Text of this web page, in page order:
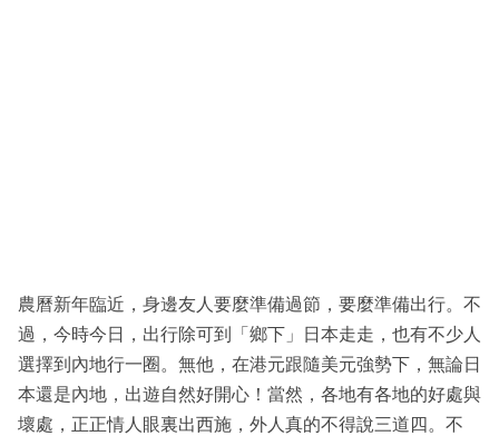
閱
專
區
農曆新年臨近，身邊友人要麼準備過節，要麼準備出行。不
過，今時今日，出行除可到「鄉下」日本走走，也有不少人
選擇到內地行一圈。無他，在港元跟隨美元強勢下，無論日
本還是內地，出遊自然好開心！當然，各地有各地的好處與
壞處，正正情人眼裏出西施，外人真的不得說三道四。不